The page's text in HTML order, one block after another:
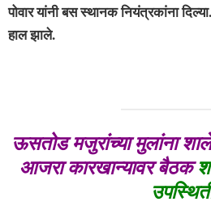
पोवार यांनी बस स्थानक नियंत्रकांना दिल्या.
हाल झाले.
ऊसतोड मजुरांच्या मुलांना
आजरा कारखान्यावर बैठक